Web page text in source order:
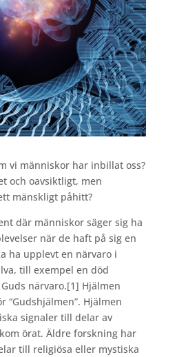
vi människor har inbillat oss?
och oavsiktligt, men
mänskligt påhitt?
där människor säger sig ha
när de haft på sig en
ha upplevt en närvaro i
till exempel en död
närvaro.[1] Hjälmen
“Gudshjälmen”. Hjälmen
signaler till delar av
örat. Äldre forskning har
till religiösa eller mystiska